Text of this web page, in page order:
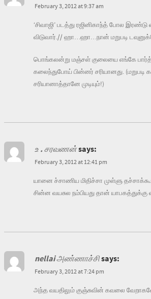
February 3, 2012 at 9:37 am
‘சிவாஜி’ படத்து ரஜினிகாந்த் போல
விடுவார்.// ஹா…ஹா…நான் மறுபடி
பொங்கலன்று மஞ்சள் குலையை எங்கே
கலைந்துபோய் பின்னர் சரியானது.
சரியானாத்தானே முடியும்!)
உ . சரவணன்says:
February 3, 2012 at 12:41 pm
யானை ச்சாணிய மிதிச்சா முள்ளு
சின்ன வயசுல நம்பியது தான் யாபகத்துக்கு
nellai அண்ணாச்சிsays:
February 3, 2012 at 7:24 pm
அந்த வயதிலும் குஞ்சுவின் கவலை